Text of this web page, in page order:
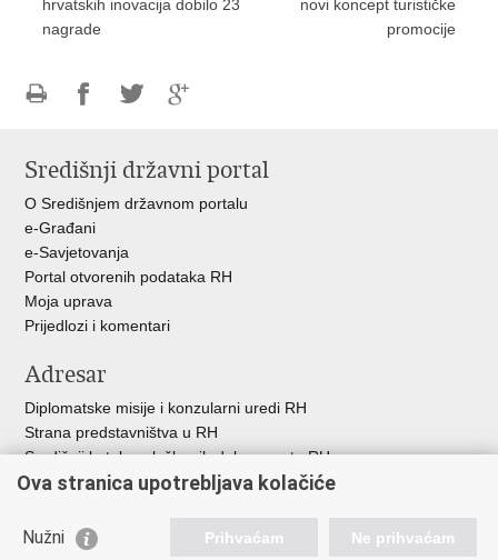
hrvatskih inovacija dobilo 23
nagrade
novi koncept turističke
promocije
FacebookuTwitteruGoogle
Središnji državni portal
O Središnjem državnom portalu
e-Građani
e-Savjetovanja
Portal otvorenih podataka RH
Moja uprava
Prijedlozi i komentari
Adresar
Diplomatske misije i konzularni uredi RH
Strana predstavništva u RH
Središnji katalog službenih dokumenata RH
Adresar tijela javne vlasti
Besplatni telefoni javne uprave
Ova stranica upotrebljava kolačiće
Nužni Prihvaćam Ne prihvaćam